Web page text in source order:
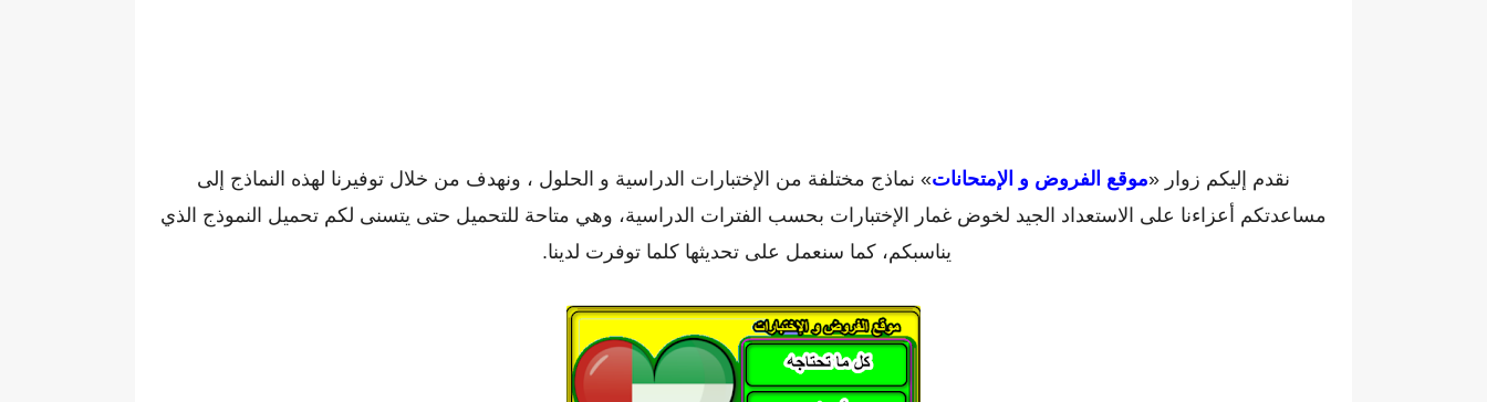
نقدم إليكم زوار «موقع الفروض و الإمتحانات» نماذج مختلفة من الإختبارات الدراسية و الحلول ، ونهدف من خلال توفيرنا لهذه النماذج إلى
مساعدتكم أعزاءنا على الاستعداد الجيد لخوض غمار الإختبارات بحسب الفترات الدراسية، وهي متاحة للتحميل حتى يتسنى لكم تحميل النموذج الذي
يناسبكم، كما سنعمل على تحديثها كلما توفرت لدينا.